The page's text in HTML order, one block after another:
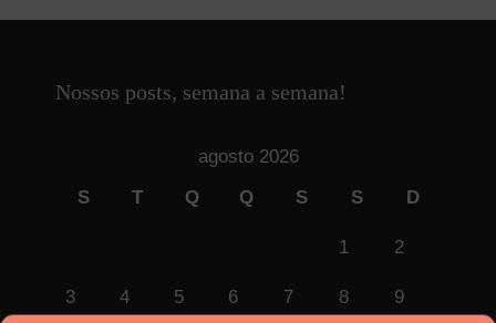
Nossos posts, semana a semana!
agosto 2026
S
T Q Q S S D
1 2
3 4 5 6 7 8 9